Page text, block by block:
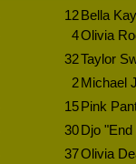
12 Bella
4Olivia
32Taylor
2 Michael
15 Pink
30 Djo
37Olivia